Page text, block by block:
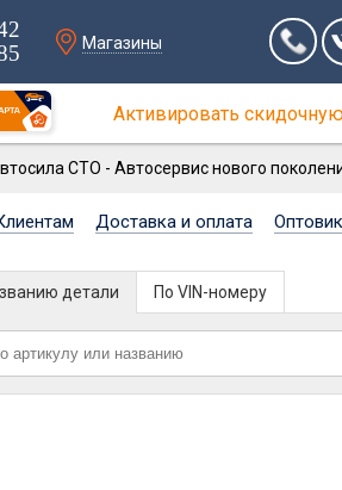
Магазины
Активировать
СТО - Автосервис нового
Доставка и оплата
детали По VIN-номеру